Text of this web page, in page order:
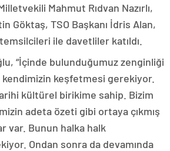
Mahmut Rıdvan Nazırlı,
Göktaş, TSO Başkanı İdris Alan,
ile davetliler katıldı.
“İçinde bulunduğumuz zenginliği
kendimizin keşfetmesi gerekiyor.
kültürel birikime sahip. Bizim
adeta özeti gibi ortaya çıkmış
var. Bunun halka halk
Ondan sonra da devamında